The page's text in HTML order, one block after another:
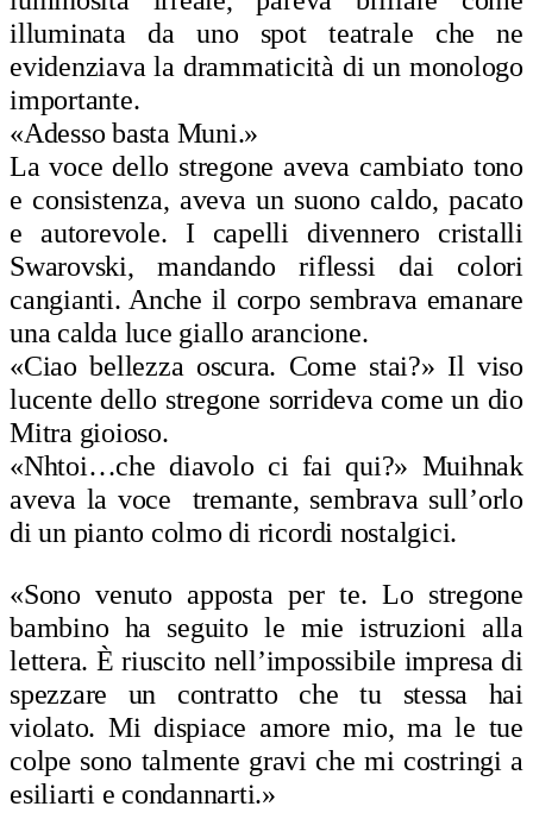
illuminata da uno spot teatrale che ne
evidenziava la drammaticità di un monologo
importante.
«Adesso basta Muni.»
La voce dello stregone aveva cambiato tono
e consistenza, aveva un suono caldo, pacato
e autorevole. I capelli divennero cristalli
Swarovski, mandando riflessi dai colori
cangianti. Anche il corpo sembrava emanare
una calda luce giallo arancione.
«Ciao bellezza oscura. Come stai?» Il viso
lucente dello stregone sorrideva come un dio
Mitra gioioso.
«Nhtoi…che diavolo ci fai qui?» Muihnak
aveva la voce tremante, sembrava sull’orlo
di un pianto colmo di ricordi nostalgici.
«Sono venuto apposta per te. Lo stregone
bambino ha seguito le mie istruzioni alla
lettera. È riuscito nell’impossibile impresa di
spezzare un contratto che tu stessa hai
violato. Mi dispiace amore mio, ma le tue
colpe sono talmente gravi che mi costringi a
esiliarti e condannarti.»